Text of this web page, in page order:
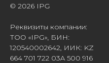
© 2026 IPG
Реквизиты компании:
ТОО «IPG», БИН:
120540002642, ИИК: KZ
664 701 722 03A 500 916